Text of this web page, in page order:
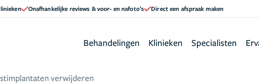
Onafhankelijke reviews & voor- en nafoto’s Direct een afspraak maken
Behandelingen Klinieken Specialisten
verwijderen